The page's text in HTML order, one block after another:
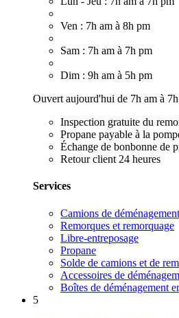
Ven : 7h am à 8h pm
Sam : 7h am à 7h pm
Dim : 9h am à 5h pm
Ouvert aujourd'hui de 7h am à
Inspection gratuite du
Propane payable à la
Échange de bonbonne de
Retour client 24 heures
Services
Camions de déménagement
Remorques et remorquage
Libre-entreposage
Propane
Solde de camions et de
Accessoires de
Boîtes de déménagement
5